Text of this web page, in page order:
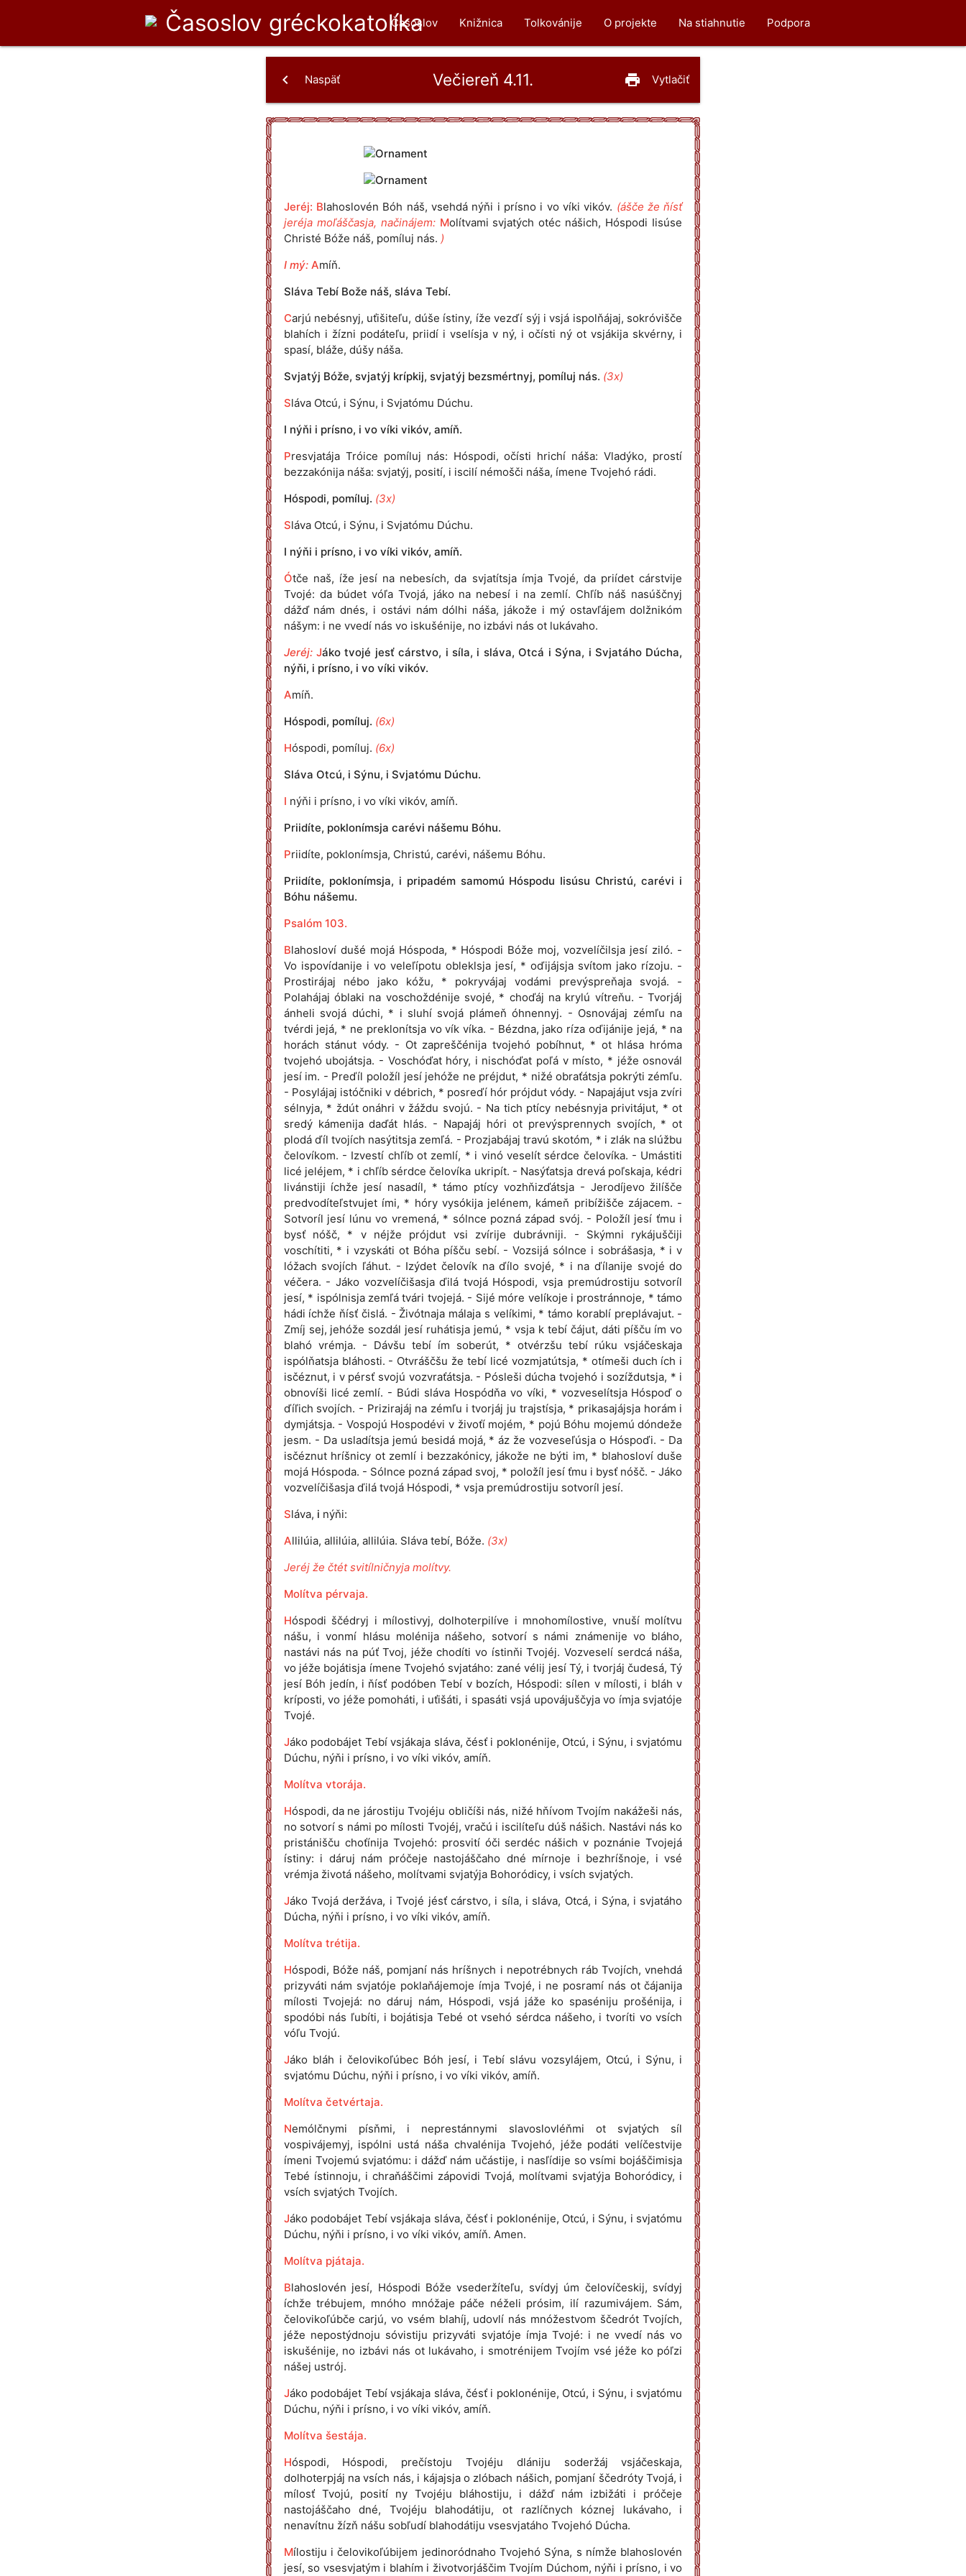
Časoslov gréckokatolíka
Časoslov Knižnica Tolkovánije O projekte Na stiahnutie Podpora
Večiereň 4.11.
chevron_left Naspäť print Vytlačiť
Jeréj: Blahoslovén Bóh náš, vsehdá nýňi i prísno i vo víki vikóv. (ášče že ňísť
jeréja moľáščasja, načinájem: Molítvami svjatých otéc nášich, Hóspodi Iisúse
Christé Bóže náš, pomíluj nás. )
I mý: Amíň.
Sláva Tebí Bože náš, sláva Tebí.
Carjú nebésnyj, uťišiteľu, dúše ístiny, íže vezďí sýj i vsjá ispolňájaj, sokróvišče
blahích i žízni podáteľu, priidí i vselísja v ný, i očísti ný ot vsjákija skvérny, i
spasí, bláže, dúšy náša.
Svjatýj Bóže, svjatýj krípkij, svjatýj bezsmértnyj, pomíluj nás. (3x)
Sláva Otcú, i Sýnu, i Svjatómu Dúchu.
I nýňi i prísno, i vo víki vikóv, amíň.
Presvjatája Tróice pomíluj nás: Hóspodi, očísti hrichí náša: Vladýko, prostí
bezzakónija náša: svjatýj, posití, i iscilí némošči náša, ímene Tvojehó rádi.
Hóspodi, pomíluj. (3x)
Sláva Otcú, i Sýnu, i Svjatómu Dúchu.
I nýňi i prísno, i vo víki vikóv, amíň.
Ótče naš, íže jesí na nebesích, da svjatítsja ímja Tvojé, da priídet cárstvije
Tvojé: da búdet vóľa Tvojá, jáko na nebesí i na zemlí. Chľíb náš nasúščnyj
dážď nám dnés, i ostávi nám dólhi náša, jákože i mý ostavľájem dolžnikóm
nášym: i ne vvedí nás vo iskušénije, no izbávi nás ot lukávaho.
Jeréj: Jáko tvojé jesť cárstvo, i síla, i sláva, Otcá i Sýna, i Svjatáho Dúcha,
nýňi, i prísno, i vo víki vikóv.
Amíň.
Hóspodi, pomíluj. (6x)
Hóspodi, pomíluj. (6x)
Sláva Otcú, i Sýnu, i Svjatómu Dúchu.
I nýňi i prísno, i vo víki vikóv, amíň.
Priidíte, poklonímsja carévi nášemu Bóhu.
Priidíte, poklonímsja, Christú, carévi, nášemu Bóhu.
Priidíte, poklonímsja, i pripadém samomú Hóspodu Iisúsu Christú, carévi i
Bóhu nášemu.
Psalóm 103.
Blahosloví dušé mojá Hóspoda, * Hóspodi Bóže moj, vozvelíčilsja jesí ziló. -
Vo ispovídanije i vo veleľípotu obleklsja jesí, * oďijájsja svítom jako rízoju. -
Prostirájaj nébo jako kóžu, * pokryvájaj vodámi prevýspreňaja svojá. -
Polahájaj óblaki na voschoždénije svojé, * choďáj na krylú vítreňu. - Tvorjáj
ánheli svojá dúchi, * i sluhí svojá plámeň óhnennyj. - Osnovájaj zémľu na
tvérdi jejá, * ne preklonítsja vo vík víka. - Bézdna, jako ríza oďijánije jejá, * na
horách stánut vódy. - Ot zapreščénija tvojehó pobíhnut, * ot hlása hróma
tvojehó ubojátsja. - Voschóďat hóry, i nischóďat poľá v místo, * jéže osnovál
jesí im. - Preďíl položíl jesí jehóže ne préjdut, * nižé obraťátsja pokrýti zémľu.
- Posylájaj istóčniki v débrich, * posreďí hór prójdut vódy. - Napajájut vsja zvíri
sélnyja, * ždút onáhri v žáždu svojú. - Na tich ptícy nebésnyja privitájut, * ot
sredý kámenija daďát hlás. - Napajáj hóri ot prevýsprennych svojích, * ot
plodá ďíl tvojích nasýtitsja zemľá. - Prozjabájaj travú skotóm, * i zlák na slúžbu
čelovíkom. - Izvestí chľíb ot zemlí, * i vinó veselít sérdce čelovíka. - Umástiti
licé jeléjem, * i chľíb sérdce čelovíka ukripít. - Nasýťatsja drevá poľskaja, kédri
livánstiji íchže jesí nasadíl, * támo ptícy vozhňizďátsja - Jerodíjevo žilíšče
predvodíteľstvujet ími, * hóry vysókija jelénem, kámeň pribížišče zájacem. -
Sotvoríl jesí lúnu vo vremená, * sólnce pozná západ svój. - Položíl jesí ťmu i
bysť nóšč, * v néjže prójdut vsi zvírije dubrávniji. - Skýmni rykájuščiji
voschítiti, * i vzyskáti ot Bóha píšču sebí. - Vozsijá sólnce i sobrášasja, * i v
lóžach svojích ľáhut. - Izýdet čelovík na ďílo svojé, * i na ďílanije svojé do
véčera. - Jáko vozvelíčišasja ďilá tvojá Hóspodi, vsja premúdrostiju sotvoríl
jesí, * ispólnisja zemľá tvári tvojejá. - Sijé móre velíkoje i prostránnoje, * támo
hádi íchže ňísť čislá. - Živótnaja málaja s velíkimi, * támo korablí preplávajut. -
Zmíj sej, jehóže sozdál jesí ruhátisja jemú, * vsja k tebí čájut, dáti píšču ím vo
blahó vrémja. - Dávšu tebí ím soberút, * otvérzšu tebí rúku vsjáčeskaja
ispólňatsja bláhosti. - Otvráščšu že tebí licé vozmjatútsja, * otímeši duch ích i
isčéznut, i v pérsť svojú vozvraťátsja. - Pósleši dúcha tvojehó i sozíždutsja, * i
obnovíši licé zemlí. - Búdi sláva Hospódňa vo víki, * vozveselítsja Hóspoď o
ďíľich svojích. - Prizirajáj na zémľu i tvorjáj ju trajstísja, * prikasajájsja horám i
dymjátsja. - Vospojú Hospodévi v živoťí mojém, * pojú Bóhu mojemú dóndeže
jesm. - Da usladítsja jemú besidá mojá, * áz že vozveseľúsja o Hóspoďi. - Da
isčéznut hríšnicy ot zemlí i bezzakónicy, jákože ne býti im, * blahosloví duše
mojá Hóspoda. - Sólnce pozná západ svoj, * položíl jesí ťmu i bysť nóšč. - Jáko
vozvelíčišasja ďilá tvojá Hóspodi, * vsja premúdrostiju sotvoríl jesí.
Sláva, i nýňi:
Allilúia, allilúia, allilúia. Sláva tebí, Bóže. (3x)
Jeréj že čtét svitílničnyja molítvy.
Molítva pérvaja.
Hóspodi ščédryj i mílostivyj, dolhoterpilíve i mnohomílostive, vnuší molítvu
nášu, i vonmí hlásu molénija nášeho, sotvorí s námi známenije vo bláho,
nastávi nás na púť Tvoj, jéže chodíti vo ístinňi Tvojéj. Vozveselí serdcá náša,
vo jéže bojátisja ímene Tvojehó svjatáho: zané vélij jesí Tý, i tvorjáj čudesá, Tý
jesí Bóh jedín, i ňísť podóben Tebí v bozích, Hóspodi: sílen v mílosti, i bláh v
kríposti, vo jéže pomoháti, i uťišáti, i spasáti vsjá upovájuščyja vo ímja svjatóje
Tvojé.
Jáko podobájet Tebí vsjákaja sláva, čésť i poklonénije, Otcú, i Sýnu, i svjatómu
Dúchu, nýňi i prísno, i vo víki vikóv, amíň.
Molítva vtorája.
Hóspodi, da ne járostiju Tvojéju obličíši nás, nižé hňívom Tvojím nakážeši nás,
no sotvorí s námi po mílosti Tvojéj, vračú i iscilíteľu dúš nášich. Nastávi nás ko
pristánišču choťínija Tvojehó: prosvití óči serdéc nášich v poznánie Tvojejá
ístiny: i dáruj nám próčeje nastojáščaho dné mírnoje i bezhríšnoje, i vsé
vrémja životá nášeho, molítvami svjatýja Bohoródicy, i vsích svjatých.
Jáko Tvojá deržáva, i Tvojé jésť cárstvo, i síla, i sláva, Otcá, i Sýna, i svjatáho
Dúcha, nýňi i prísno, i vo víki vikóv, amíň.
Molítva trétija.
Hóspodi, Bóže náš, pomjaní nás hríšnych i nepotrébnych ráb Tvojích, vnehdá
prizyváti nám svjatóje poklaňájemoje ímja Tvojé, i ne posramí nás ot čájanija
mílosti Tvojejá: no dáruj nám, Hóspodi, vsjá jáže ko spaséniju prošénija, i
spodóbi nás ľubíti, i bojátisja Tebé ot vsehó sérdca nášeho, i tvoríti vo vsích
vóľu Tvojú.
Jáko bláh i čelovikoľúbec Bóh jesí, i Tebí slávu vozsylájem, Otcú, i Sýnu, i
svjatómu Dúchu, nýňi i prísno, i vo víki vikóv, amíň.
Molítva četvértaja.
Nemólčnymi písňmi, i neprestánnymi slavoslovléňmi ot svjatých síl
vospivájemyj, ispólni ustá náša chvalénija Tvojehó, jéže podáti velíčestvije
ímeni Tvojemú svjatómu: i dážď nám učástije, i nasľídije so vsími bojáščimisja
Tebé ístinnoju, i chraňáščimi zápovidi Tvojá, molítvami svjatýja Bohoródicy, i
vsích svjatých Tvojích.
Jáko podobájet Tebí vsjákaja sláva, čésť i poklonénije, Otcú, i Sýnu, i svjatómu
Dúchu, nýňi i prísno, i vo víki vikóv, amíň. Amen.
Molítva pjátaja.
Blahoslovén jesí, Hóspodi Bóže vsederžíteľu, svídyj úm čelovíčeskij, svídyj
íchže trébujem, mnóho mnóžaje páče néželi prósim, ilí razumivájem. Sám,
čelovikoľúbče carjú, vo vsém blahíj, udovlí nás mnóžestvom ščedrót Tvojích,
jéže nepostýdnoju sóvistiju prizyváti svjatóje ímja Tvojé: i ne vvedí nás vo
iskušénije, no izbávi nás ot lukávaho, i smotrénijem Tvojím vsé jéže ko póľzi
nášej ustrój.
Jáko podobájet Tebí vsjákaja sláva, čésť i poklonénije, Otcú, i Sýnu, i svjatómu
Dúchu, nýňi i prísno, i vo víki vikóv, amíň.
Molítva šestája.
Hóspodi, Hóspodi, prečístoju Tvojéju dlániju soderžáj vsjáčeskaja,
dolhoterpjáj na vsích nás, i kájajsja o zlóbach nášich, pomjaní ščedróty Tvojá, i
mílosť Tvojú, posití ny Tvojéju bláhostiju, i dážď nám izbižáti i próčeje
nastojáščaho dné, Tvojéju blahodátiju, ot razlíčnych kóznej lukávaho, i
nenavítnu žízň nášu sobľudí blahodátiju vsesvjatáho Tvojehó Dúcha.
Mílostiju i čelovikoľúbijem jedinoródnaho Tvojehó Sýna, s nímže blahoslovén
jesí, so vsesvjatým i blahím i životvorjáščim Tvojím Dúchom, nýňi i prísno, i vo